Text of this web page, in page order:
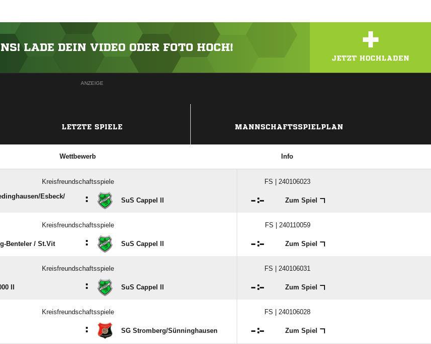
LADE DEIN VIDEO ODER FOTO HOCH! +
JETZT HOCHLADEN
ANZEIGE
LETZTE SPIELE MANNSCHAFTSSPIELPLAN
Wettbewerb Info
Kreisfreundschaftsspiele
FS | 240106023
​Esbeck/​
: SuS Cappel II : Zum Spiel
Kreisfreundschaftsspiele FS | 240110059
Benteler /​ St.Vit : SuS Cappel II : Zum Spiel
Kreisfreundschaftsspiele FS | 240106031
II : SuS Cappel II : Zum Spiel
Kreisfreundschaftsspiele FS | 240106028
: SG Stromberg/​Sünninghausen : Zum Spiel